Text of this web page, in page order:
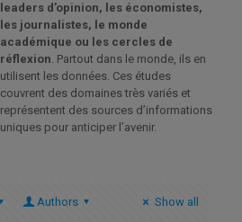
leaders d’opinion, les économistes,
les journalistes, le monde
académique ou les cercles de
réflexion. Partout dans le monde, ils en
utilisent les données. Ces études
couvrent des domaines très variés et
représentent des sources d’informations
uniques pour anticiper l’avenir.
Authors Show all